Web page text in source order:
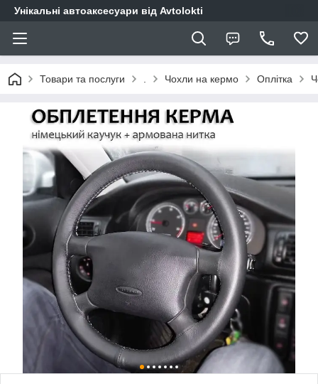
Унікальні автоаксесуари від Avtolokti
Товари та послуги Чохли на кермо Оплітка